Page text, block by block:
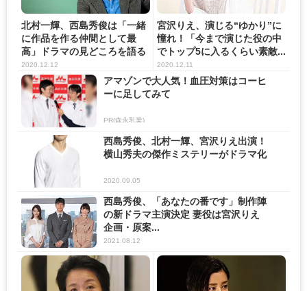
北村一輝、西島秀俊は「一緒
に作品を作る仲間として最
高」ドラマの見どころを語る
＜ノ...
2020.12.12
宮沢りえ、演じる“ゆかり”に
憧れ！「今まで演じた役の中
でトップ5に入るくらい素敵...
2020.12.11
アマゾンで大人気！血圧対策はコーヒ
ーに足してみて
PR(森永乳業)
西島秀俊、北村一輝、宮沢りえ出演！
横山秀夫の傑作ミステリーがドラマ化
2020.09.05
西島秀俊、「あなたの番です」制作陣
の新ドラマ主演決定 妻役は宮沢りえ
企画・原案...
2021.08.12